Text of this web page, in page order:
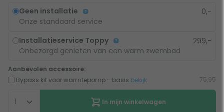
Geen installatie
Onze standaard service
0,-
Installatieservice Toppy
Onbezorgd genieten van een warm zwembad
299,-
Aanbevolen accessoire:
Bypass kit voor warmtepomp - basis bekijk 75,95
In mijn winkelwagen